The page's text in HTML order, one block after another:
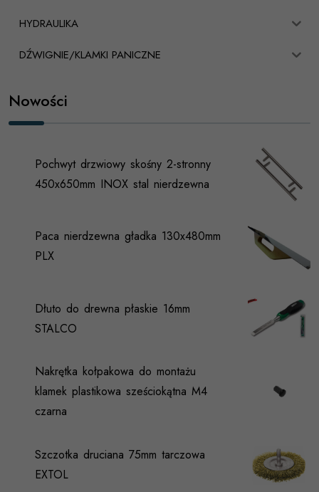
HYDRAULIKA
DŹWIGNIE/KLAMKI PANICZNE
Nowości
Pochwyt drzwiowy skośny 2-stronny
450x650mm INOX stal nierdzewna
Paca nierdzewna gładka 130x480mm
PLX
Dłuto do drewna płaskie 16mm
STALCO
Nakrętka kołpakowa do montażu
klamek plastikowa sześciokątna M4
czarna
Szczotka druciana 75mm tarczowa
EXTOL